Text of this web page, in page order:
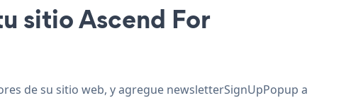
sitio Ascend For
de su sitio web, y agregue newsletterSignUpPopup a